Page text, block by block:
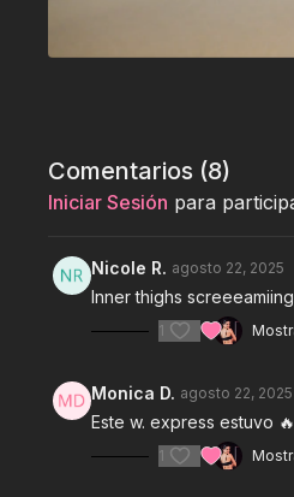
Comentarios (8)
Iniciar Sesión para
Nicole R. agosto 22, 2025
Inner thighs
1
Monica D. agosto 22, 2025
Este w. express estuvo
1